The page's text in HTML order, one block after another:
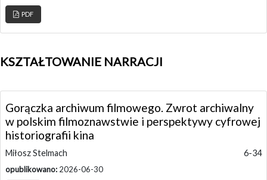
PDF
KSZTAŁTOWANIE NARRACJI
Gorączka archiwum filmowego. Zwrot archiwalny
w polskim filmoznawstwie i perspektywy cyfrowej
historiografii kina
Miłosz Stelmach 6-34
opublikowano: 2026-06-30